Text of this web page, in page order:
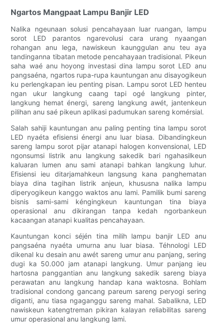
Ngartos Mangpaat Lampu Banjir LED
Nalika ngeunaan solusi pencahayaan luar ruangan, lampu
sorot LED parantos ngarevolusi cara urang nyaangan
rohangan anu lega, nawiskeun kaunggulan anu teu aya
tandinganna tibatan metode pencahayaan tradisional. Pikeun
saha waé anu hoyong investasi dina lampu sorot LED anu
pangsaéna, ngartos rupa-rupa kauntungan anu disayogikeun
ku perlengkapan ieu penting pisan. Lampu sorot LED henteu
ngan ukur langkung caang tapi ogé langkung pinter,
langkung hemat énergi, sareng langkung awét, jantenkeun
pilihan anu saé pikeun aplikasi padumukan sareng komérsial.
Salah sahiji kauntungan anu paling penting tina lampu sorot
LED nyaéta efisiensi énergi anu luar biasa. Dibandingkeun
sareng lampu sorot pijar atanapi halogen konvensional, LED
ngonsumsi listrik anu langkung sakedik bari ngahasilkeun
kaluaran lumen anu sami atanapi bahkan langkung luhur.
Efisiensi ieu ditarjamahkeun langsung kana panghematan
biaya dina tagihan listrik anjeun, khususna nalika lampu
diperyogikeun kanggo waktos anu lami. Pamilik bumi sareng
bisnis sami-sami kéngingkeun kauntungan tina biaya
operasional anu dikirangan tanpa kedah ngorbankeun
kacaangan atanapi kualitas pencahayaan.
Kauntungan konci séjén tina milih lampu banjir LED anu
pangsaéna nyaéta umurna anu luar biasa. Téhnologi LED
dikenal ku desain anu awét sareng umur anu panjang, sering
dugi ka 50.000 jam atanapi langkung. Umur panjang ieu
hartosna panggantian anu langkung sakedik sareng biaya
perawatan anu langkung handap kana waktosna. Bohlam
tradisional condong gancang pareum sareng peryogi sering
diganti, anu tiasa ngaganggu sareng mahal. Sabalikna, LED
nawiskeun katengtreman pikiran kalayan reliabilitas sareng
umur operasional anu langkung lami.